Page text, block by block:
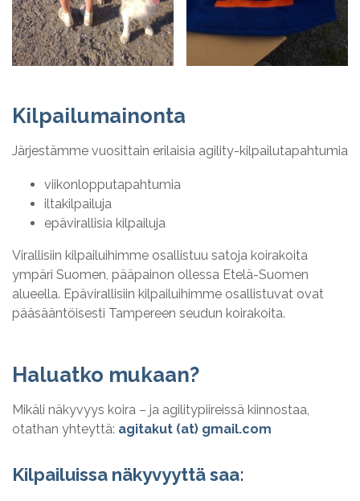
Kilpailumainonta
Järjestämme vuosittain erilaisia agility-kilpailutapahtumia
viikonlopputapahtumia
iltakilpailuja
epävirallisia kilpailuja
Virallisiin kilpailuihimme osallistuu satoja koirakoita
ympäri Suomen, pääpainon ollessa Etelä-Suomen
alueella. Epävirallisiin kilpailuihimme osallistuvat ovat
pääsääntöisesti Tampereen seudun koirakoita.
Haluatko mukaan?
Mikäli näkyvyys koira – ja agilitypiireissä kiinnostaa,
otathan yhteyttä: agitakut (at) gmail.com
Kilpailuissa näkyvyyttä saa: